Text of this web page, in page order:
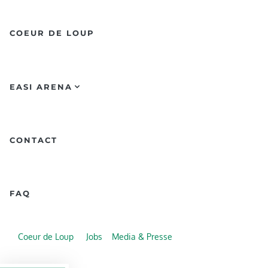
COEUR DE LOUP
EASI ARENA
CONTACT
FAQ
Coeur de Loup Jobs Media & Presse